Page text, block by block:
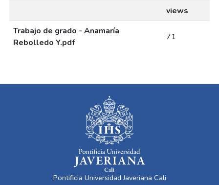
views
Trabajo de grado - Anamaría
Rebolledo Y.pdf
71
Pontificia Universidad Javeriana Cali